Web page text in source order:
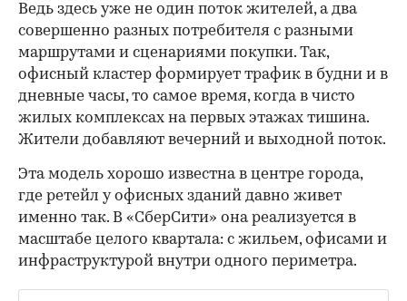
Ведь здесь уже не один поток жителей, а два
совершенно разных потребителя с разными
маршрутами и сценариями покупки. Так,
офисный кластер формирует трафик в будни и в
дневные часы, то самое время, когда в чисто
жилых комплексах на первых этажах тишина.
Жители добавляют вечерний и выходной поток.
Эта модель хорошо известна в центре города,
где ретейл у офисных зданий давно живет
именно так. В «СберСити» она реализуется в
масштабе целого квартала: с жильем, офисами и
инфраструктурой внутри одного периметра.